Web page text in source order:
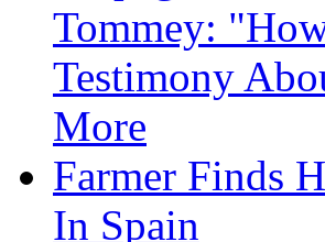
Tommey:
Testimony
More
Farmer Finds
In Spain